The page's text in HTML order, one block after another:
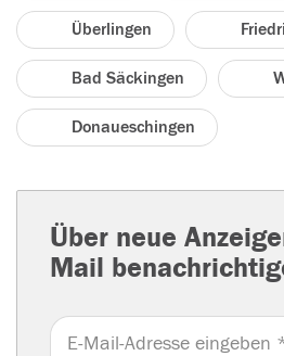
Überlingen
Bad Säckingen
Donaueschingen
Über neue
Mail